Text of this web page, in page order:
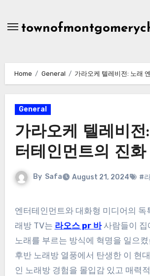
content
Home General 가라오케 텔레비전: 노래
General
가라오케 텔레비전
터테인먼트의 진화
By Safa August 21, 2024 #
엔터테인먼트와 대화형 미디어의 독특한 융합인 노
래방 TV는 라오스 pr 바사람들이 집
노래를 부르는 방식에 혁명을 일으
후반 노래방 열풍에서 탄생한 이 현
인 노래방 경험을 몰입감 있고 매력